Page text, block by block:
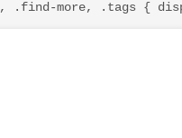
.find-more, .tags {